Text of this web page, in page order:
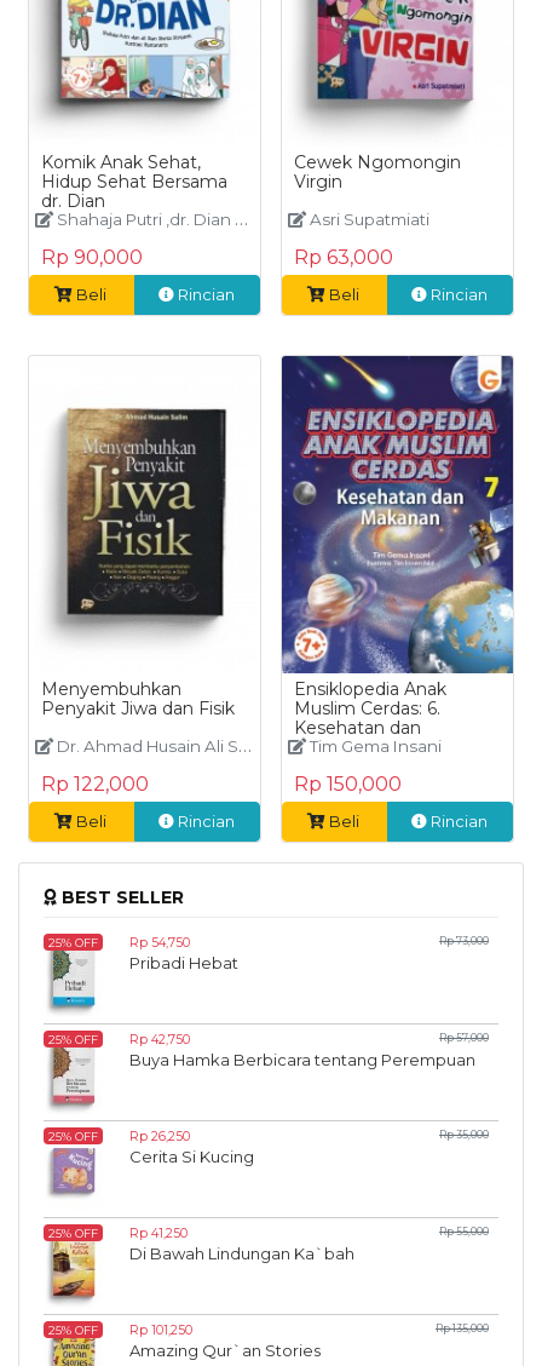
Komik Anak Sehat,
Hidup Sehat Bersama
dr. Dian
Shahaja Putri ,dr. Dian Shinta Fitriyani
Rp 90,000
Beli Rincian
Cewek Ngomongin
Virgin
Asri Supatmiati
Rp 63,000
Beli Rincian
Menyembuhkan
Penyakit Jiwa dan Fisik
Dr. Ahmad Husain Ali Salim
Rp 122,000
Beli Rincian
Ensiklopedia Anak
Muslim Cerdas: 6.
Kesehatan dan
Makanan
Tim Gema Insani
Rp 150,000
Beli Rincian
BEST SELLER
25% OFF Rp 54,750 Rp 73,000
Pribadi Hebat
25% OFF Rp 42,750 Rp 57,000
Buya Hamka Berbicara tentang Perempuan
25% OFF Rp 26,250 Rp 35,000
Cerita Si Kucing
25% OFF Rp 41,250 Rp 55,000
Di Bawah Lindungan Ka`bah
25% OFF Rp 101,250 Rp 135,000
Amazing Qur`an Stories